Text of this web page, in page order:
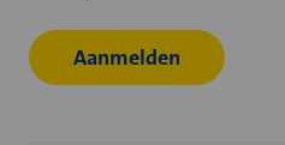
Aanmelden